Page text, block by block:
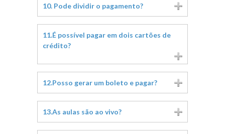
10. Pode dividir o pagamento?
11.É possível pagar em dois cartões de
crédito?
12.Posso gerar um boleto e pagar?
13.As aulas são ao vivo?